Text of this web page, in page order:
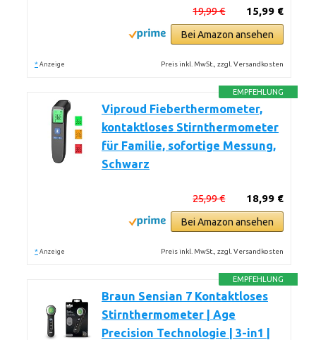
15,99 €
19,99 €
Bei Amazon ansehen
* Anzeige Preis inkl. MwSt., zzgl. Versandkosten
EMPFEHLUNG
Viproud Fieberthermometer,
kontaktloses Stirnthermometer
für Familie, sofortige Messung,
Schwarz
18,99 €
25,99 €
Bei Amazon ansehen
* Anzeige Preis inkl. MwSt., zzgl. Versandkosten
EMPFEHLUNG
Braun Sensian 7 Kontaktloses
Stirnthermometer | Age
Precision Technologie | 3-in1 |